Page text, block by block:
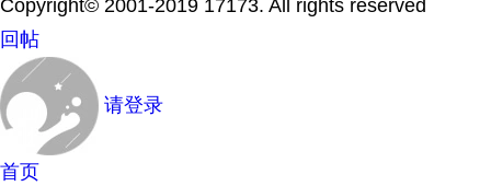
Copyright© 2001-2019 17173. All rights reserved
回帖
请登录
首页